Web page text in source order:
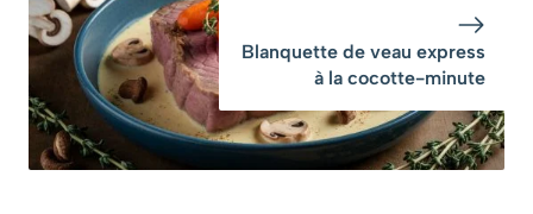
Blanquette de veau express
à la cocotte-minute